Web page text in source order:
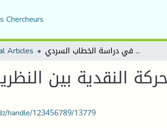
Chercheurs
Articles الحركة النقدية بين النظرية الاشكال في دراسة الخطاب السردي
النقدية بين
handle/123456789/13779